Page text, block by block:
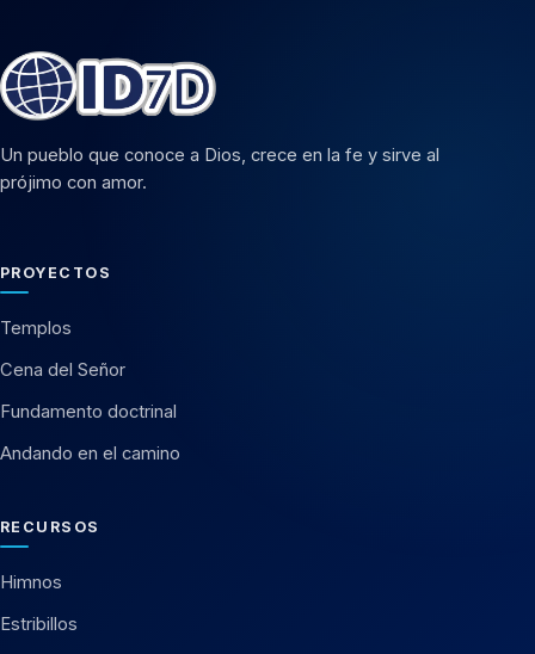
Un pueblo que conoce a Dios, crece en la fe y sirve al
prójimo con amor.
PROYECTOS
Templos
Cena del Señor
Fundamento doctrinal
Andando en el camino
RECURSOS
Himnos
Estribillos